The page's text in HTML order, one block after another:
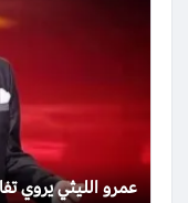
عمرو الليثي يروي